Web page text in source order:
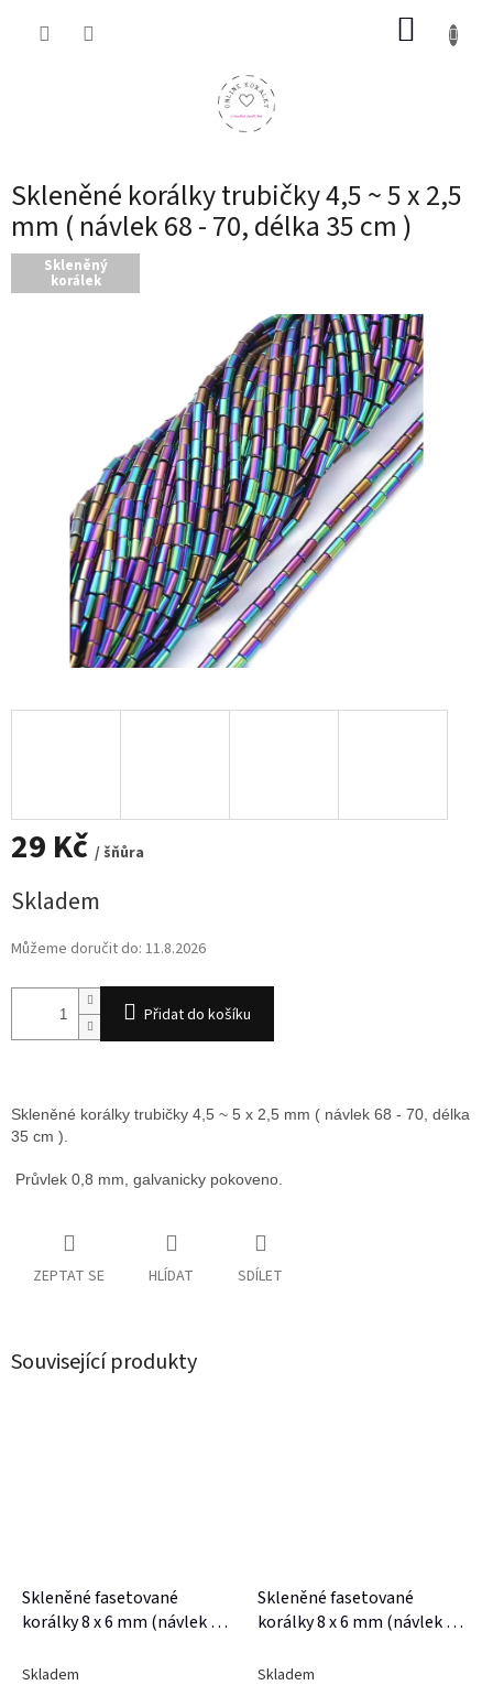
Skleněné korálky trubičky 4,5 ~ 5 x 2,5
mm ( návlek 68 - 70, délka 35 cm )
Skleněný
korálek
29 Kč / šňůra
cena:
Skladem
Můžeme doručit do: 11.8.2026
Přidat do košíku
Skleněné korálky trubičky 4,5 ~ 5 x 2,5 mm ( návlek 68 - 70, délka
35 cm ).
Průvlek 0,8 mm, galvanicky pokoveno.
ZEPTAT SE HLÍDAT SDÍLET
Související produkty
Skleněné fasetované
korálky 8 x 6 mm (návlek 60
Skladem
Skleněné fasetované
korálky 8 x 6 mm (návlek 67
Skladem